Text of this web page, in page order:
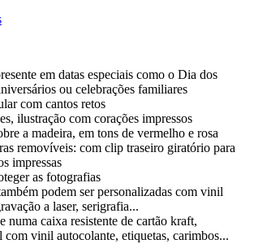
em datas especiais como o Dia dos
ou celebrações familiares
com cantos retos
ilustração com corações impressos
a madeira, em tons de vermelho e rosa
removíveis: com clip traseiro giratório para
impressas
as fotografias
podem ser personalizadas com vinil
a laser, serigrafia...
numa caixa resistente de cartão kraft,
com vinil autocolante, etiquetas, carimbos...